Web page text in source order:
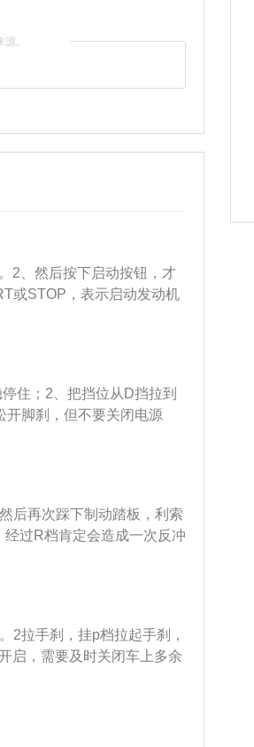
。
2、然后按下启动按钮，才
或STOP，表示启动发动机
要挂P档，这是安全设
锁止机构可以锁止变速箱
不会打滑。自动挡汽车挂入
不拉手刹，车就会打滑。
住；2、把挡位从D挡拉到
开脚刹，但不要关闭电源
P挡抱死）；5、脚刹继续
，这代表启动发动
后再次踩下制动踏板，利索
过R档肯定会造成一次反冲
2拉手刹，挂p档拉起手刹，
启，需要及时关闭车上多余
有无关的用电设备都已经关